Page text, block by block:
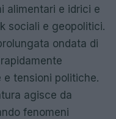
alimentari e idrici e
sociali e geopolitici.
ondata di
tensioni politiche.
agisce da
fenomeni